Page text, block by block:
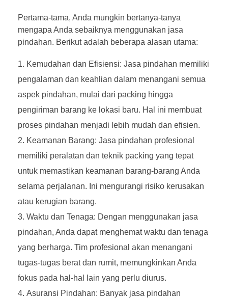
Pertama-tama, Anda mungkin bertanya-tanya
mengapa Anda sebaiknya menggunakan jasa
pindahan. Berikut adalah beberapa alasan utama:
Kemudahan dan Efisiensi: Jasa pindahan memiliki
pengalaman dan keahlian dalam menangani semua
aspek pindahan, mulai dari packing hingga
pengiriman barang ke lokasi baru. Hal ini membuat
proses pindahan menjadi lebih mudah dan efisien.
Keamanan Barang: Jasa pindahan profesional
memiliki peralatan dan teknik packing yang tepat
untuk memastikan keamanan barang-barang Anda
selama perjalanan. Ini mengurangi risiko kerusakan
atau kerugian barang.
Waktu dan Tenaga: Dengan menggunakan jasa
pindahan, Anda dapat menghemat waktu dan tenaga
yang berharga. Tim profesional akan menangani
tugas-tugas berat dan rumit, memungkinkan Anda
fokus pada hal-hal lain yang perlu diurus.
Asuransi Pindahan: Banyak jasa pindahan